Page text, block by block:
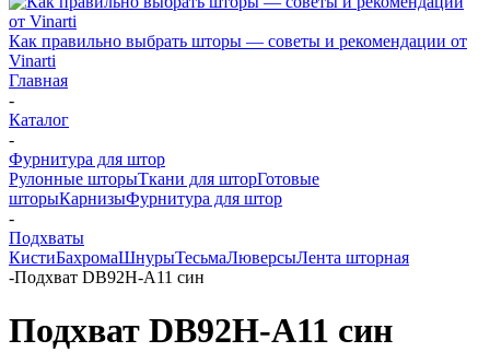
Как правильно выбрать шторы — советы и рекомендации от
Vinarti
Главная
-
Каталог
-
Фурнитура для штор
Рулонные шторыТкани для шторГотовые
шторыКарнизыФурнитура для штор
-
Подхваты
КистиБахромаШнурыТесьмаЛюверсыЛента шторная
-Подхват DB92H-A11 син
Подхват DB92H-A11 син